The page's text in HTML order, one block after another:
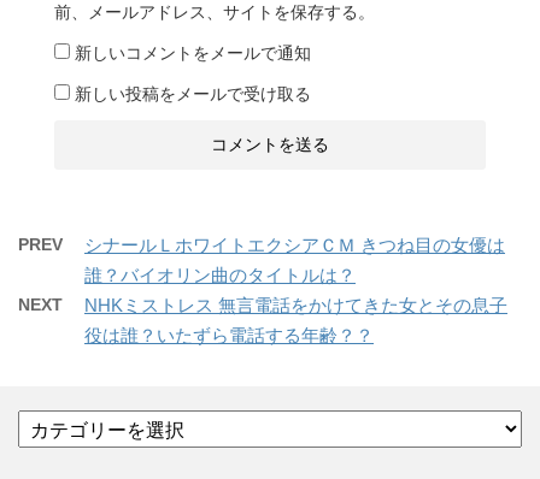
前、メールアドレス、サイトを保存する。
新しいコメントをメールで通知
新しい投稿をメールで受け取る
PREV
シナールＬホワイトエクシアＣＭ きつね目の女優は
誰？バイオリン曲のタイトルは？
NEXT
NHKミストレス 無言電話をかけてきた女とその息子
役は誰？いたずら電話する年齢？？
テ